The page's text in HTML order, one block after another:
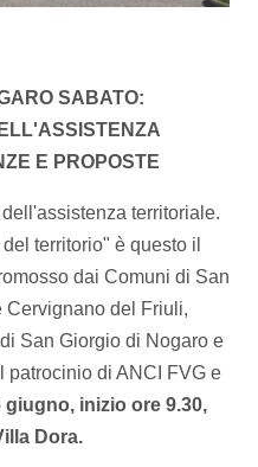
SABATO:
E PROPOSTE
territoriale.
territorio" è questo il
dai Comuni di San
Cervignano del Friuli,
San Giorgio di Nogaro e
patrocinio di ANCI FVG e
giugno, inizio ore 9.30,
Dora.